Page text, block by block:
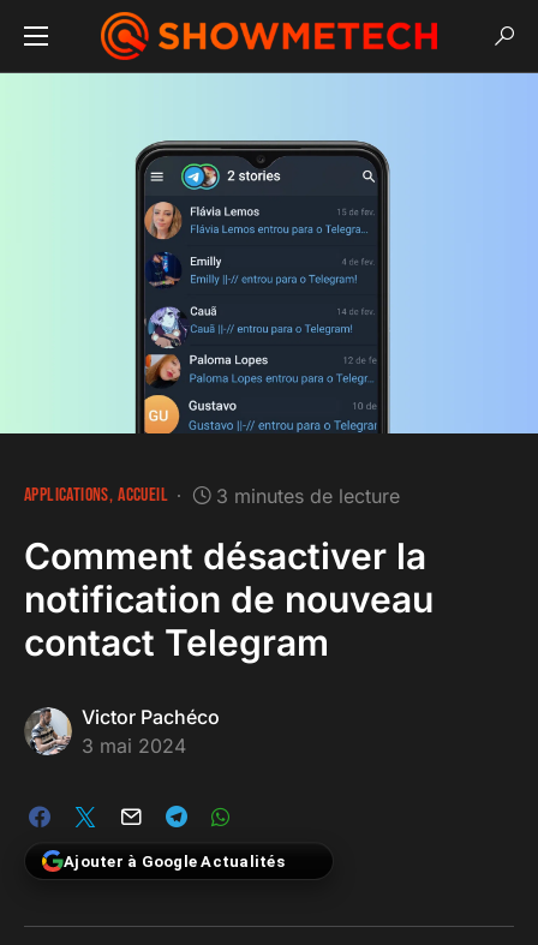
APPLICATIONS ACCUEIL 3 minutes de lecture
Comment désactiver la
notification de nouveau
contact Telegram
Victor Pachéco
3 mai 2024
Ajouter à Google Actualités